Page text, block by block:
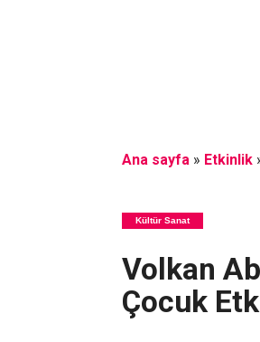
Ana sayfa» Etkinlik
Kültür Sanat
Volkan
Çocuk